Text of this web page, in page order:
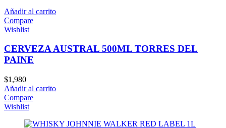
Añadir al carrito
Compare
Wishlist
CERVEZA AUSTRAL 500ML TORRES DEL
PAINE
$1,980
Añadir al carrito
Compare
Wishlist